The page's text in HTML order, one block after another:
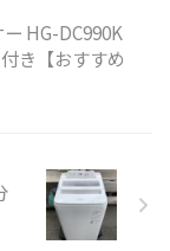
HG-DC990K
き【おすすめ